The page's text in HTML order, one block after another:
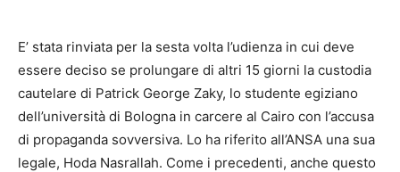
E’ stata rinviata per la sesta volta l’udienza in cui deve
essere deciso se prolungare di altri 15 giorni la custodia
cautelare di Patrick George Zaky, lo studente egiziano
dell’università di Bologna in carcere al Cairo con l’accusa
di propaganda sovversiva. Lo ha riferito all’ANSA una sua
legale, Hoda Nasrallah. Come i precedenti, anche questo